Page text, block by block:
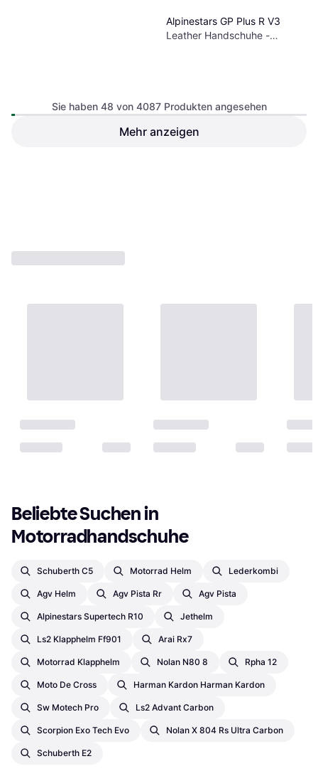
Alpinestars GP Plus R V3
Leather Handschuhe -
Sie haben 48 von 4087 Produkten angesehen
Mehr anzeigen
Beliebte Suchen in
Motorradhandschuhe
Schuberth C5 Motorrad Helm Lederkombi
Agv Helm Agv Pista Rr Agv Pista
Alpinestars Supertech R10 Jethelm
Ls2 Klapphelm Ff901 Arai Rx7
Motorrad Klapphelm Nolan N80 8 Rpha 12
Moto De Cross Harman Kardon Harman Kardon
Sw Motech Pro Ls2 Advant Carbon
Scorpion Exo Tech Evo Nolan X 804 Rs Ultra Carbon
Schuberth E2